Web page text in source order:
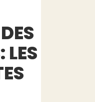
LES